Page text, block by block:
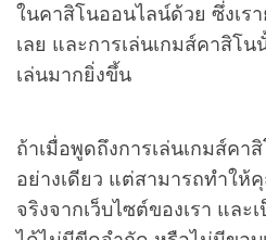
ในคาสิโนออนไลน์ด้วย ซึ่งเร
เลย และการเล่นเกมส์คาสิโ
เล่นมากยิ่งขึ้น
ถ้าเมื่อพูดถึงการเล่นเกมส์คา
อย่างเดียว แต่สามารถทำให้
จริงจากเว็บไซต์ของเรา และ